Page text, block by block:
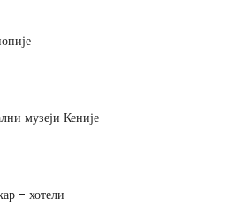
музеји Кеније
- хотели